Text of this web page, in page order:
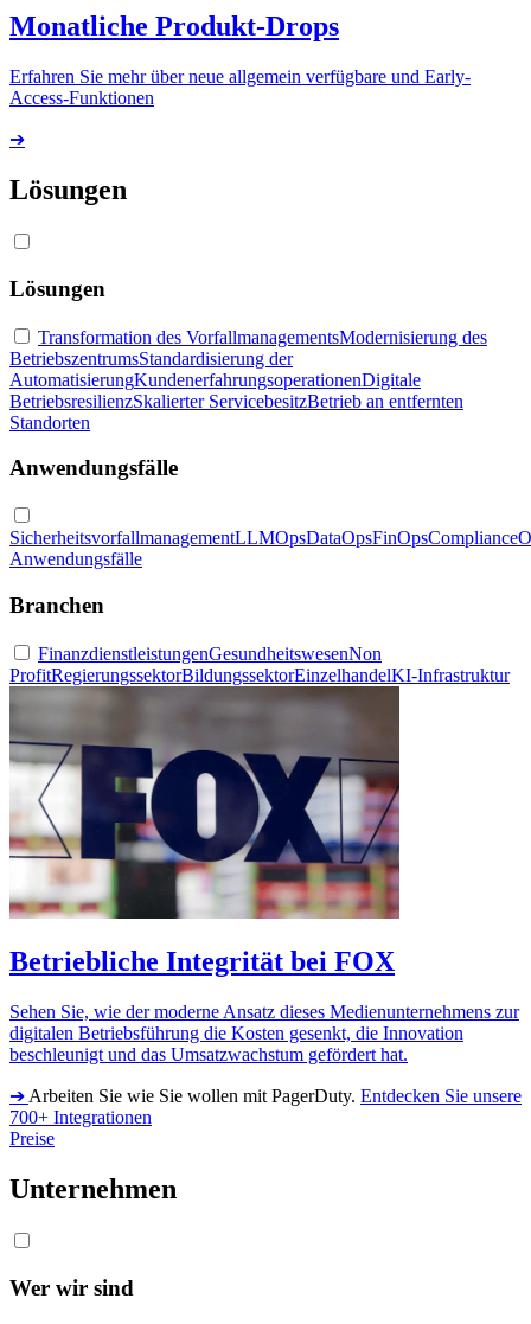
Monatliche Produkt-Drops
Erfahren Sie mehr über neue allgemein verfügbare und Early-
Access-Funktionen
➔
Lösungen
Lösungen
Transformation des VorfallmanagementsModernisierung des
BetriebszentrumsStandardisierung der
AutomatisierungKundenerfahrungsoperationenDigitale
BetriebsresilienzSkalierter ServicebesitzBetrieb an entfernten
Standorten
Anwendungsfälle
SicherheitsvorfallmanagementLLMOpsDataOpsFinOps
Anwendungsfälle
Branchen
FinanzdienstleistungenGesundheitswesenNon
ProfitRegierungssektorBildungssektorEinzelhandelKI-Infrastruktur
Betriebliche Integrität bei FOX
Sehen Sie, wie der moderne Ansatz dieses Medienunternehmens zur
digitalen Betriebsführung die Kosten gesenkt, die Innovation
beschleunigt und das Umsatzwachstum gefördert hat.
➔ Arbeiten Sie wie Sie wollen mit PagerDuty. Entdecken Sie unsere
700+ Integrationen
Preise
Unternehmen
Wer wir sind